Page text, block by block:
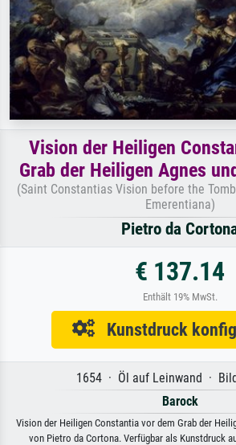
Vision der Heiligen
Grab der Heiligen Agnes
(Saint Constantias Vision before the
Emerentiana)
Pietro da
€ 137.14
Enthält 19% MwSt.
Kunstdruck
1654 · Öl auf Leinwand ·
Barock
Vision der Heiligen Constantia vor dem Grab der
von Pietro da Cortona. Verfügbar als Kunstdruck